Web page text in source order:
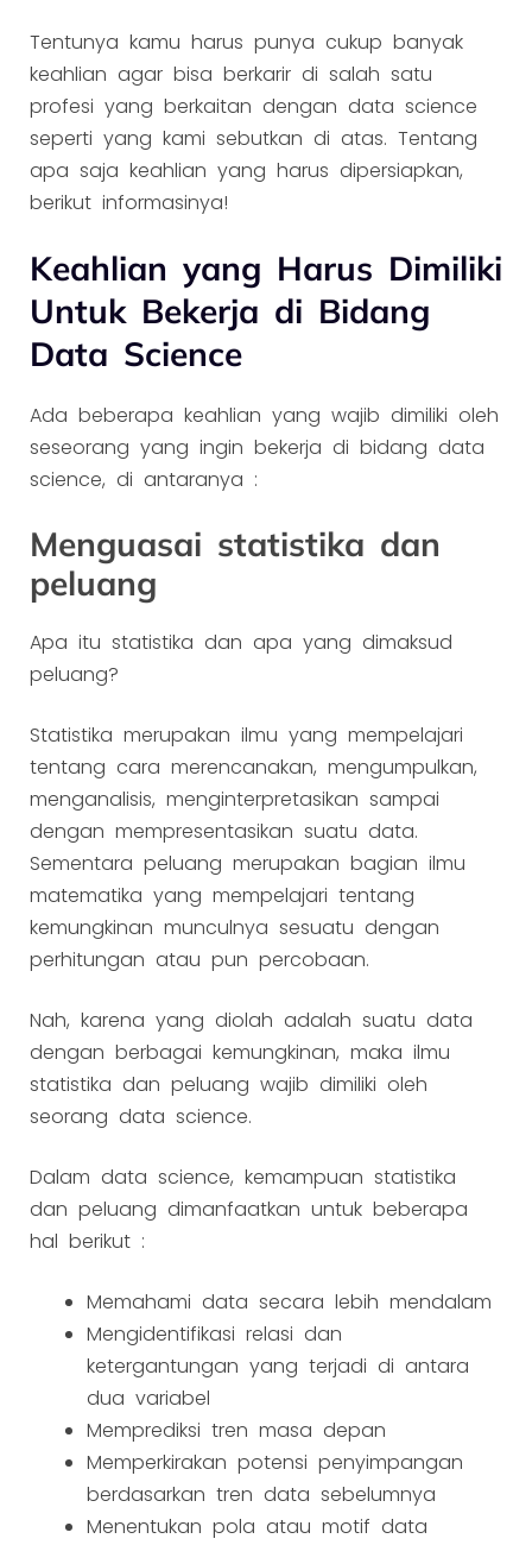
Tentunya kamu harus punya cukup banyak
keahlian agar bisa berkarir di salah satu
profesi yang berkaitan dengan data science
seperti yang kami sebutkan di atas. Tentang
apa saja keahlian yang harus dipersiapkan,
berikut informasinya!
Keahlian yang Harus Dimiliki
Untuk Bekerja di Bidang
Data Science
Ada beberapa keahlian yang wajib dimiliki oleh
seseorang yang ingin bekerja di bidang data
science, di antaranya :
Menguasai statistika dan
peluang
Apa itu statistika dan apa yang dimaksud
peluang?
Statistika merupakan ilmu yang mempelajari
tentang cara merencanakan, mengumpulkan,
menganalisis, menginterpretasikan sampai
dengan mempresentasikan suatu data.
Sementara peluang merupakan bagian ilmu
matematika yang mempelajari tentang
kemungkinan munculnya sesuatu dengan
perhitungan atau pun percobaan.
Nah, karena yang diolah adalah suatu data
dengan berbagai kemungkinan, maka ilmu
statistika dan peluang wajib dimiliki oleh
seorang data science.
Dalam data science, kemampuan statistika
dan peluang dimanfaatkan untuk beberapa
hal berikut :
Memahami data secara lebih mendalam
Mengidentifikasi relasi dan
ketergantungan yang terjadi di antara
dua variabel
Memprediksi tren masa depan
Memperkirakan potensi penyimpangan
berdasarkan tren data sebelumnya
Menentukan pola atau motif data